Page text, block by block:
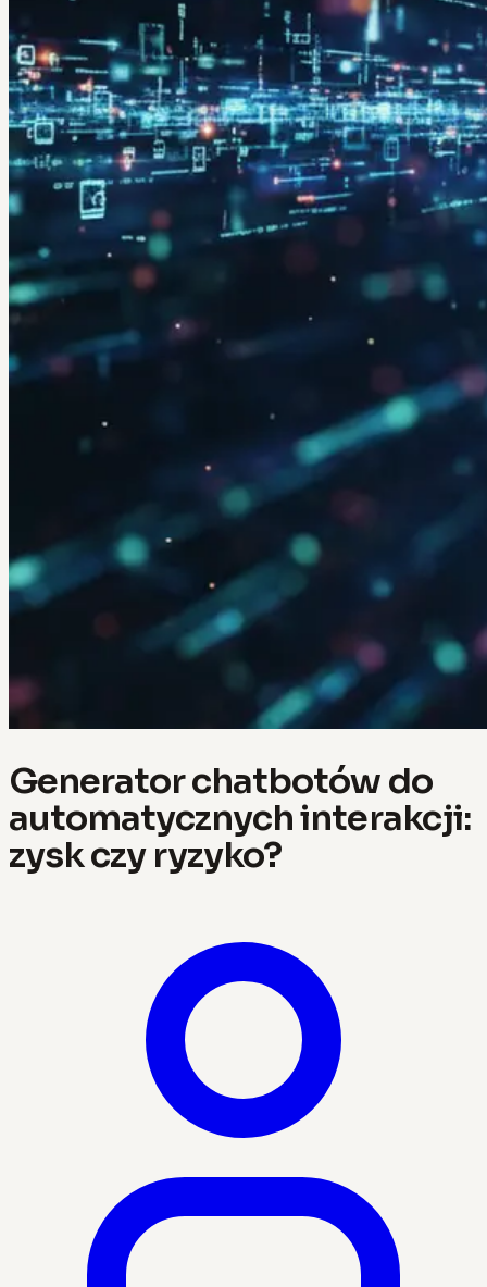
Generator chatbotów do
automatycznych interakcji:
zysk czy ryzyko?